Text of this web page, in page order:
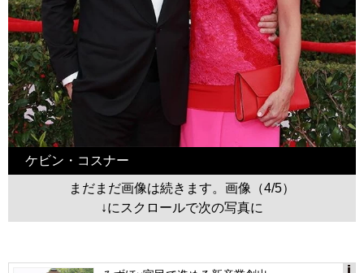
ケビン・コスナー
まだまだ画像は続きます。画像（4/5）
↓にスクロールで次の写真に